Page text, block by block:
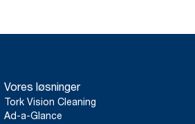
Vores løsninger
Tork Vision Cleaning
Ad-a-Glance